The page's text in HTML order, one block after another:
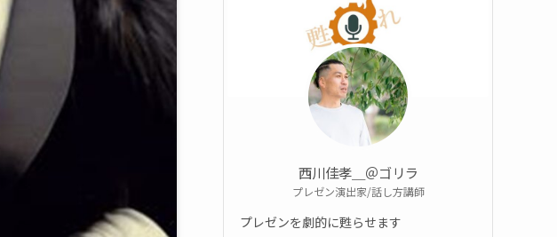
西川佳孝＿＠ゴリラ
プレゼン演出家/話し方講師
プレゼンを劇的に甦らせます